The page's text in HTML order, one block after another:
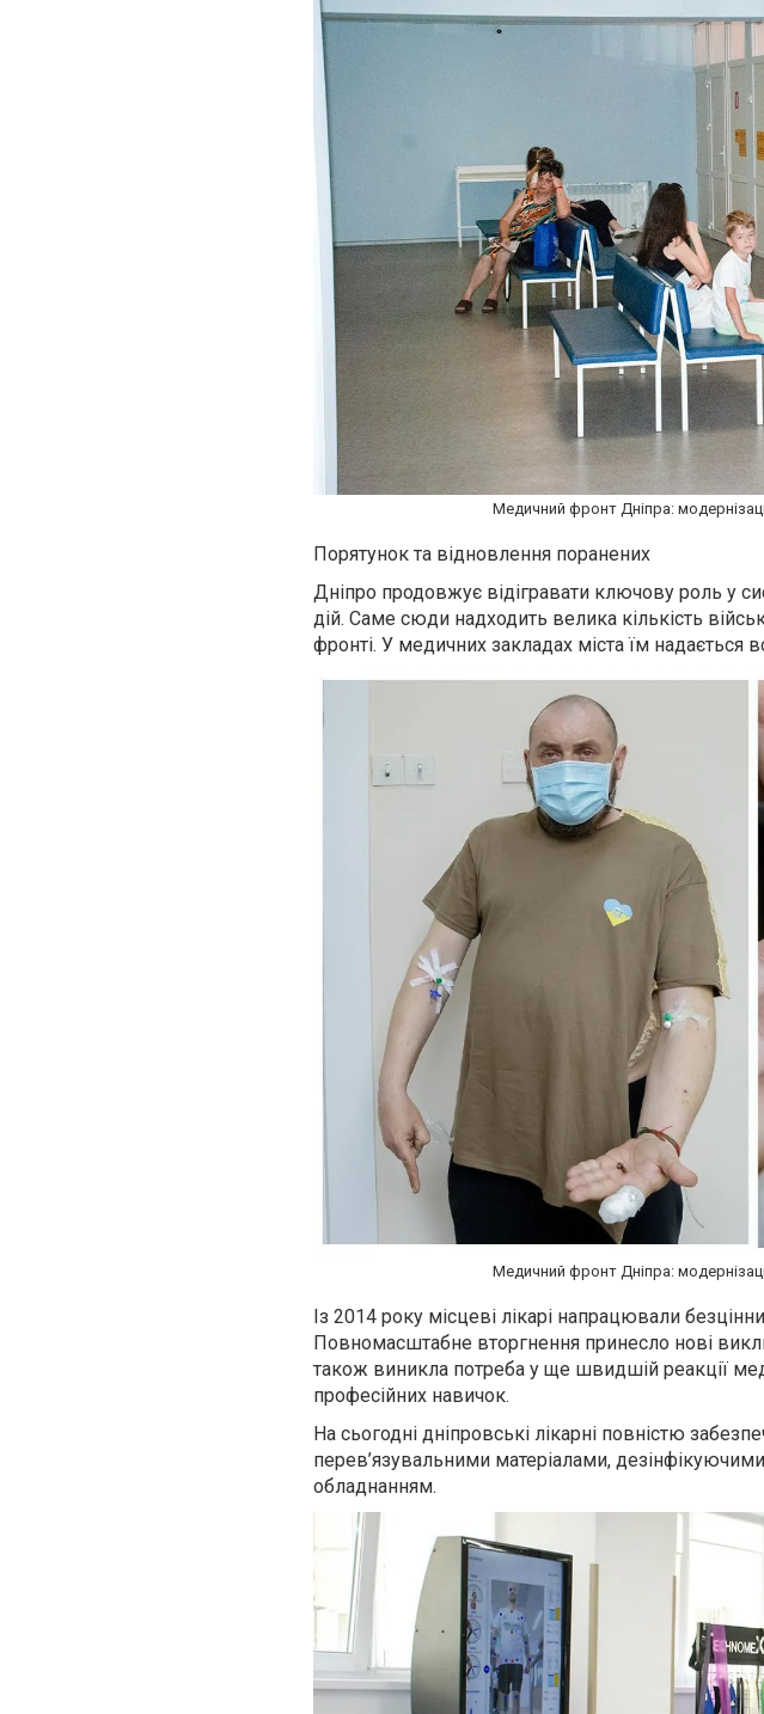
Медичний фронт Дніпра:
Порятунок та відновлення поранених
Дніпро продовжує відігравати ключову роль у
дій. Саме сюди надходить велика кількість
фронті. У медичних закладах міста їм надається
Медичний фронт Дніпра:
Із 2014 року місцеві лікарі напрацювали
Повномасштабне вторгнення принесло нові
також виникла потреба у ще швидшій реакції
професійних навичок.
На сьогодні дніпровські лікарні повністю
перев’язувальними матеріалами,
обладнанням.